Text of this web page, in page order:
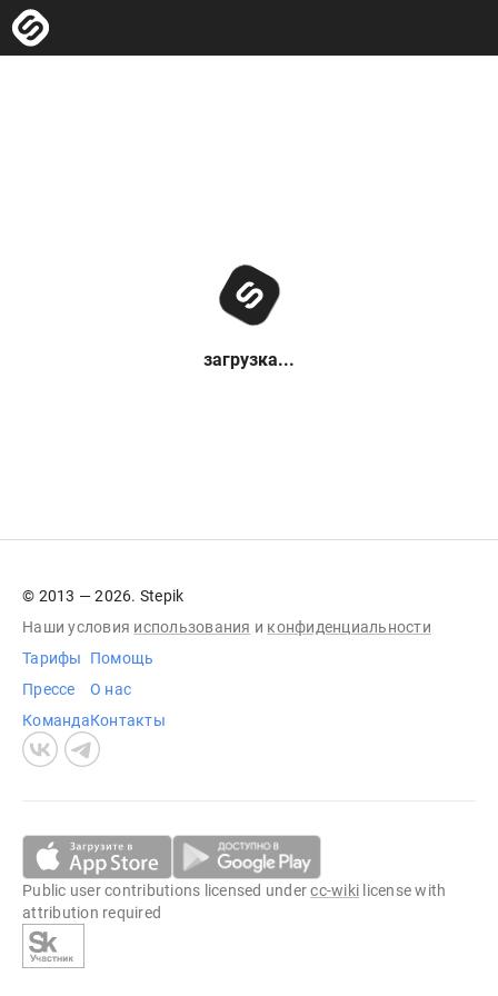
загрузка...
© 2013 — 2026. Stepik
Наши условия использования и конфиденциальности
Тарифы
Прессе
Команда
Помощь
О нас
Контакты
Public user contributions licensed undercc-wiki license with
attribution required